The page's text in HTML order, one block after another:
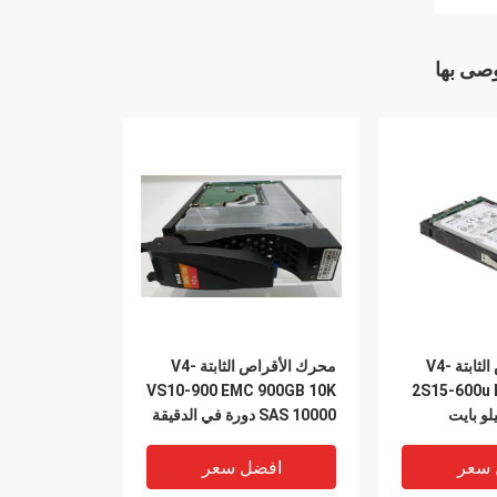
بها
محرك الأقراص الثابتة V4-
VS10-900 EMC 900GB 10K
SAS 10000 دورة في الدقيقة
افضل سعر
محرك الأقراص الثابتة V4-
2S15-600u
15 كيلو بايت
سعر